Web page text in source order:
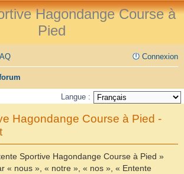
Hagondange Course à
Pied
Connexion
Langue :
Hagondange Course à Pied -
Sportive Hagondange Course à Pied »
« nous », « notre », « nos », « Entente